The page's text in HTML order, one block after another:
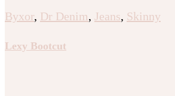
Byxor, Dr Denim, Jeans, Skinny
Lexy Bootcut